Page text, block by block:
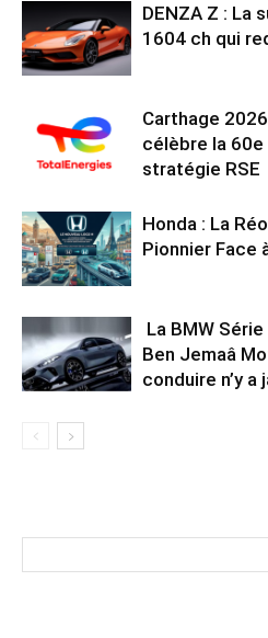
DENZA Z : La
1604 ch qui
Carthage
célèbre la
stratégie RSE
Honda : La
Pionnier Face
La BMW
Ben Jemaâ
conduire n’y